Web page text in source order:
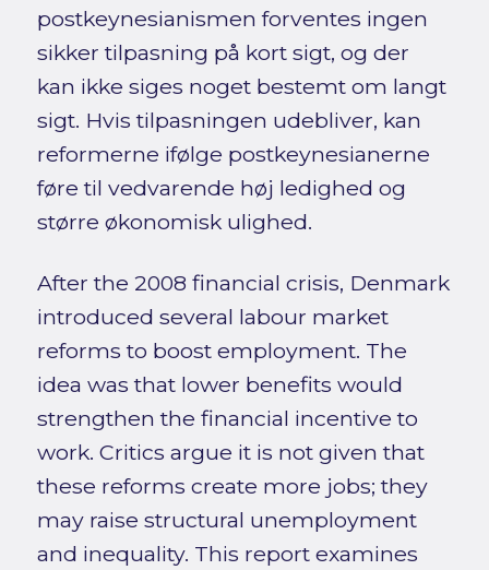
postkeynesianismen forventes ingen
sikker tilpasning på kort sigt, og der
kan ikke siges noget bestemt om langt
sigt. Hvis tilpasningen udebliver, kan
reformerne ifølge postkeynesianerne
føre til vedvarende høj ledighed og
større økonomisk ulighed.
After the 2008 financial crisis, Denmark
introduced several labour market
reforms to boost employment. The
idea was that lower benefits would
strengthen the financial incentive to
work. Critics argue it is not given that
these reforms create more jobs; they
may raise structural unemployment
and inequality. This report examines